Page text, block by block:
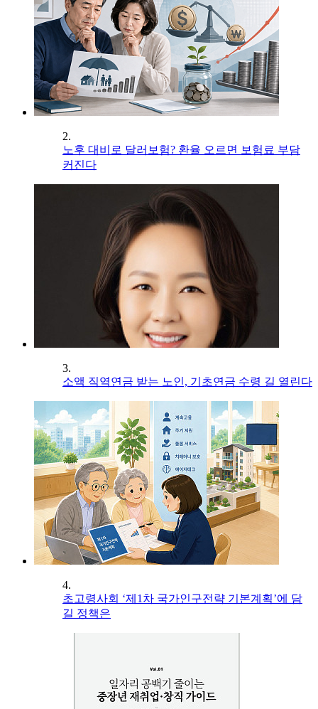
2.
노후 대비로 달러보험? 환율 오르면 보험료 부담
커진다
3.
소액 직역연금 받는 노인, 기초연금 수령 길 열린다
4.
초고령사회 ‘제1차 국가인구전략 기본계획’에 담
길 정책은